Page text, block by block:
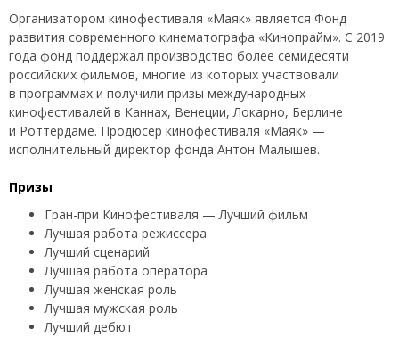
Организатором кинофестиваля «Маяк» является Фонд
развития современного кинематографа «Кинопрайм». С 2019
года фонд поддержал производство более семидесяти
российских фильмов, многие из которых участвовали
в программах и получили призы международных
кинофестивалей в Каннах, Венеции, Локарно, Берлине
и Роттердаме. Продюсер кинофестиваля «Маяк» —
исполнительный директор фонда Антон Малышев.
Призы
Гран-при Кинофестиваля — Лучший фильм
Лучшая работа режиссера
Лучший сценарий
Лучшая работа оператора
Лучшая женская роль
Лучшая мужская роль
Лучший дебют